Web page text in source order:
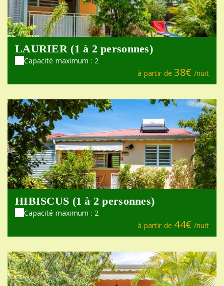
LAURIER (1 à 2 personnes)
Capacité maximum : 2
à partir de 38€ /nuit
HIBISCUS (1 à 2 personnes)
Capacité maximum : 2
à partir de 44€ /nuit